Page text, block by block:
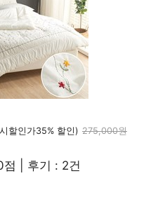
할인가35% 할인) 275,000원
| 후기 : 2건